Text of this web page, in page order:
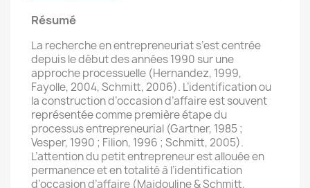
Résumé
La recherche en entrepreneuriat s’est centrée
depuis le début des années 1990 sur une
approche processuelle (Hernandez, 1999,
Fayolle, 2004, Schmitt, 2006). L’identification ou
la construction d’occasion d’affaire est souvent
représentée comme première étape du
processus entrepreneurial (Gartner, 1985 ;
Vesper, 1990 ; Filion, 1996 ; Schmitt, 2005).
L’attention du petit entrepreneur est allouée en
permanence et en totalité à l’identification
d’occasion d’affaire (Majdouline & Schmitt,